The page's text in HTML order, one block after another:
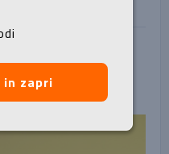
in zapri